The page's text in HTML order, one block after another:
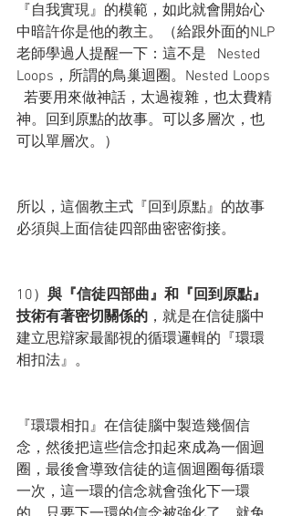
『自我實現』的模範，如此就會開始心
中暗許你是他的教主。（給跟外面的NLP
老師學過人提醒一下：這不是   Nested
Loops，所謂的鳥巢迴圈。Nested Loops
  若要用來做神話，太過複雜，也太費精
神。回到原點的故事。可以多層次，也
可以單層次。）
所以，這個教主式『回到原點』的故事
必須與上面信徒四部曲密密銜接。
10） 與『信徒四部曲』和『回到原點』
技術有著密切關係的 ，就是在信徒腦中
建立思辯家最鄙視的循環邏輯的『環環
相扣法』。
『環環相扣』在信徒腦中製造幾個信
念，然後把這些信念扣起來成為一個迴
圈，最後會導致信徒的這個迴圈每循環
一次，這一環的信念就會強化下一環